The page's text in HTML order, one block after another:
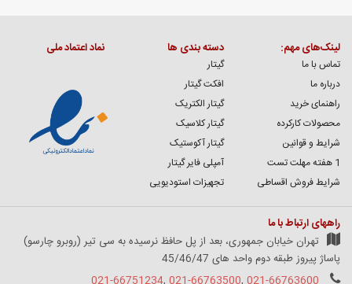
لینک‌های مهم:
تماس با ما
درباره ما
راهنمای خرید
محصولات کارکرده
شرایط و قوانین
1 هفته مهلت تست
شرایط فروش اقساطی
دسته بندی ها
گیتار
افکت گیتار
گیتار الکتریک
گیتار کلاسیک
گیتار آکوستیک
آمپلی فایر گیتار
تجهیزات استودیویی
نماد اعتماد ملی
راههای ارتباط با ما
تهران خیابان جمهوری، بعد از پل حافظ نرسیده به سی تیر (روبرو چارسو)
پاساژ پیروز طبقه دوم واحد های 45/46/47